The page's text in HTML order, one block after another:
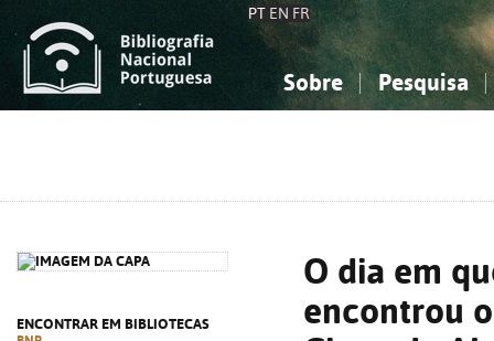
PT EN FR
Sobre Pesquisa
ENCONTRAR EM BIBLIOTECAS
O dia em
encontrou